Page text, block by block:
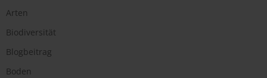
Arten
Biodiversität
Blogbeitrag
Boden